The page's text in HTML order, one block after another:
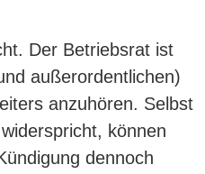
Der Betriebsrat ist
außerordentlichen)
anzuhören. Selbst
können
dennoch